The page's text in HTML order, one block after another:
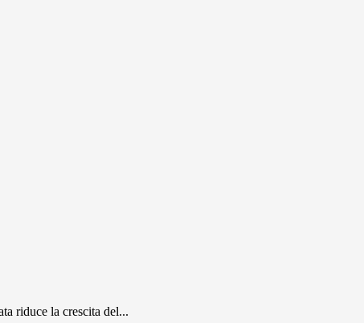
riduce la crescita del...